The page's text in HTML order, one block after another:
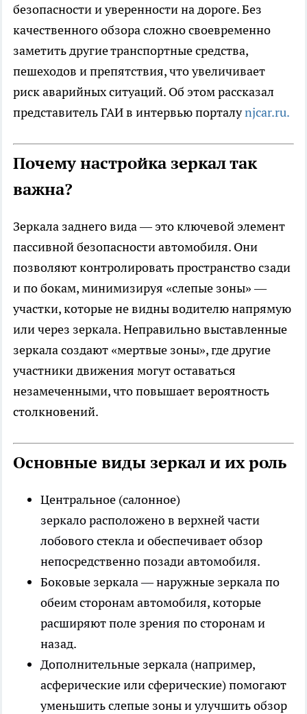
безопасности и уверенности на дороге. Без
качественного обзора сложно своевременно
заметить другие транспортные средства,
пешеходов и препятствия, что увеличивает
риск аварийных ситуаций. Об этом рассказал
представитель ГАИ в интервью порталуnjcar.ru.
Почему настройка зеркал так
важна?
Зеркала заднего вида — это ключевой элемент
пассивной безопасности автомобиля. Они
позволяют контролировать пространство сзади
и по бокам, минимизируя «слепые зоны» —
участки, которые не видны водителю напрямую
или через зеркала. Неправильно выставленные
зеркала создают «мертвые зоны», где другие
участники движения могут оставаться
незамеченными, что повышает вероятность
столкновений.
Основные виды зеркал и их роль
Центральное (салонное)
зеркало расположено в верхней части
лобового стекла и обеспечивает обзор
непосредственно позади автомобиля.
Боковые зеркала — наружные зеркала по
обеим сторонам автомобиля, которые
расширяют поле зрения по сторонам и
назад.
Дополнительные зеркала (например,
асферические или сферические) помогают
уменьшить слепые зоны и улучшить обзор